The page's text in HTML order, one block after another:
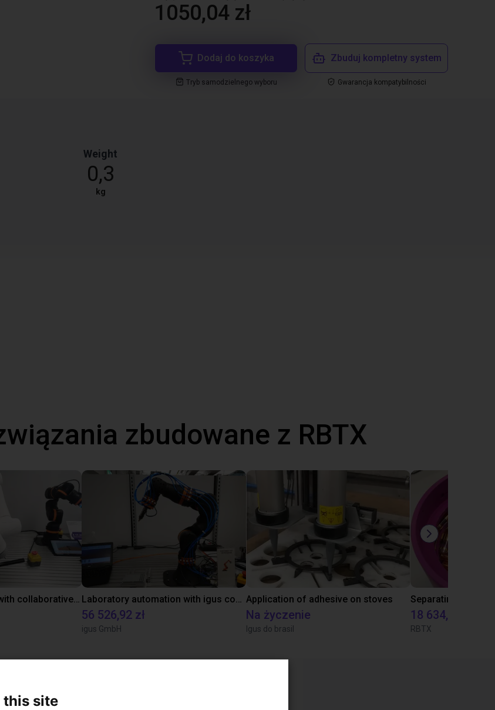
1050,04 zł
Dodaj do koszyka
Tryb samodzielnego wyboru
Zbuduj kompletny system
Gwarancja kompatybilności
Weight
0,3
kg
zbudowane z RBTX
Gluing application with collaborative robot Laboratory automation with igus cobot ReBeL 6DOF
56 526,92 zł
igus GmbH
Application of adhesive on stoves
Na życzenie
Igus do brasil
18 634,80 zł
RBTX
Pliki do pobrania
this site